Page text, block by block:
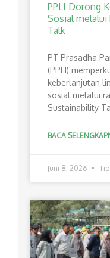
PPLI Dorong
Sosial melalui
Talk
PT Prasadha
(PPLI)
keberlanjutan
sosial melalui
Sustainability
BACA
Juni 8, 2026